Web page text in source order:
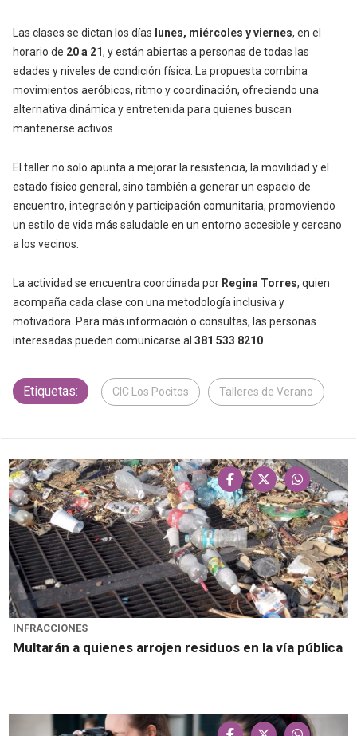
Las clases se dictan los días lunes, miércoles y viernes, en el
horario de 20 a 21, y están abiertas a personas de todas las
edades y niveles de condición física. La propuesta combina
movimientos aeróbicos, ritmo y coordinación, ofreciendo una
alternativa dinámica y entretenida para quienes buscan
mantenerse activos.
El taller no solo apunta a mejorar la resistencia, la movilidad y el
estado físico general, sino también a generar un espacio de
encuentro, integración y participación comunitaria, promoviendo
un estilo de vida más saludable en un entorno accesible y cercano
a los vecinos.
La actividad se encuentra coordinada por Regina Torres, quien
acompaña cada clase con una metodología inclusiva y
motivadora. Para más información o consultas, las personas
interesadas pueden comunicarse al 381 533 8210.
Etiquetas: CIC Los Pocitos Talleres de Verano
INFRACCIONES
Multarán a quienes arrojen residuos en la vía pública